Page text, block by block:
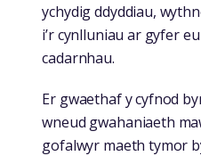
ychydig ddyddiau,
i’r cynlluniau ar gyfer
cadarnhau.
Er gwaethaf y cyfnod
wneud gwahaniaeth
gofalwyr maeth tymor